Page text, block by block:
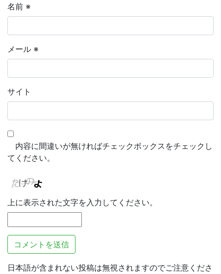
名前 ※
メール ※
サイト
内容に間違いが無ければチェックボックスをチェックし
てください。
上に表示された文字を入力してください。
日本語が含まれない投稿は無視されますのでご注意くださ